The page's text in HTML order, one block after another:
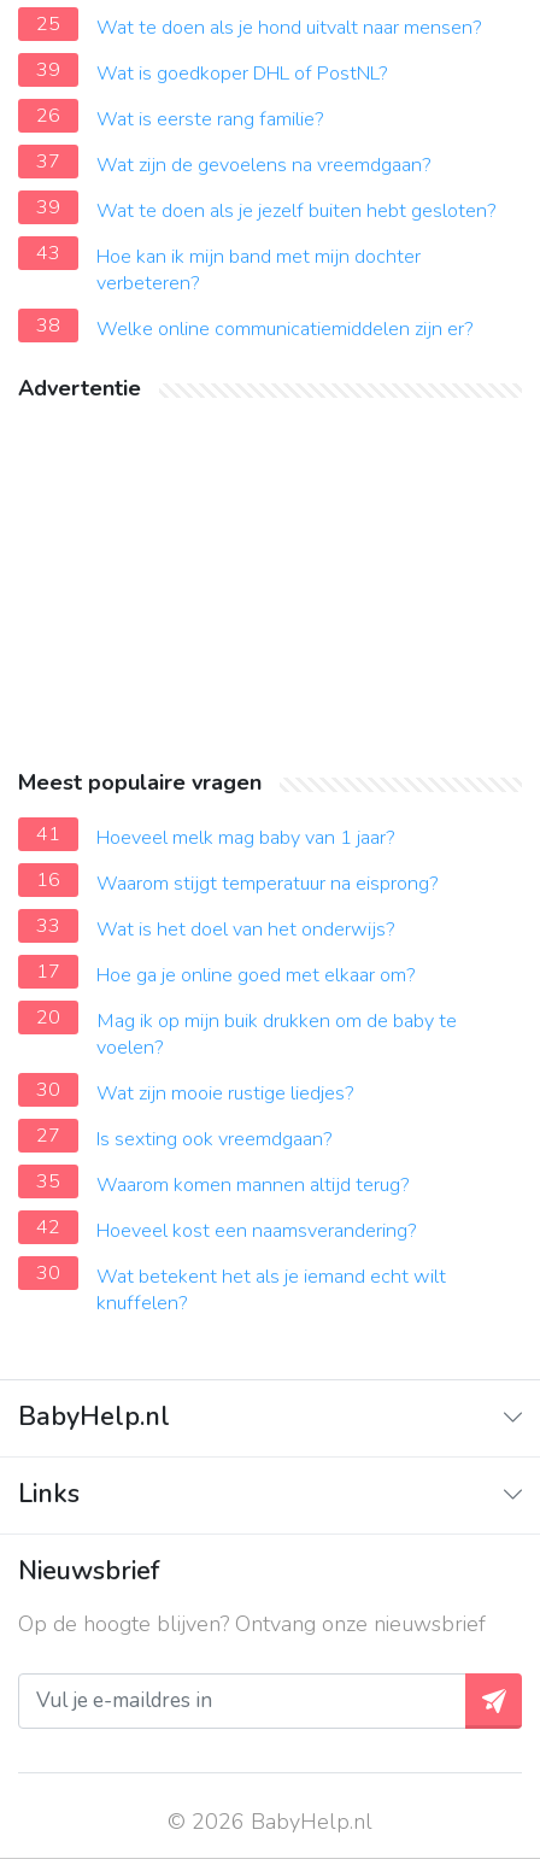
25
Wat te doen als je hond uitvalt naar mensen?
39
Wat is goedkoper DHL of PostNL?
26
Wat is eerste rang familie?
37
Wat zijn de gevoelens na vreemdgaan?
39
Wat te doen als je jezelf buiten hebt gesloten?
43
Hoe kan ik mijn band met mijn dochter
verbeteren?
38
Welke online communicatiemiddelen zijn er?
Advertentie
Meest populaire vragen
41
Hoeveel melk mag baby van 1 jaar?
16
Waarom stijgt temperatuur na eisprong?
33
Wat is het doel van het onderwijs?
17
Hoe ga je online goed met elkaar om?
20
Mag ik op mijn buik drukken om de baby te
voelen?
30
Wat zijn mooie rustige liedjes?
27
Is sexting ook vreemdgaan?
35
Waarom komen mannen altijd terug?
42
Hoeveel kost een naamsverandering?
30
Wat betekent het als je iemand echt wilt
knuffelen?
BabyHelp.nl
Vraag & Antwoord
Links
Contact
Over ons
Privacy beleid
Nieuwsbrief
Op de hoogte blijven? Ontvang onze nieuwsbrief
© 2026 BabyHelp.nl